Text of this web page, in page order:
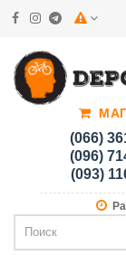
(066)
(096)
(093)